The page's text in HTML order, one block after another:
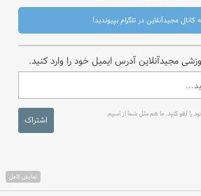
کانال مجیدآنلاین در تلگرام بپیوندید!
مجیدآنلاین آدرس ایمیل خود را وارد کنید.
را لغو کنید. ما هم مثل شما از اسپم
اشتراک
نمایش کامل